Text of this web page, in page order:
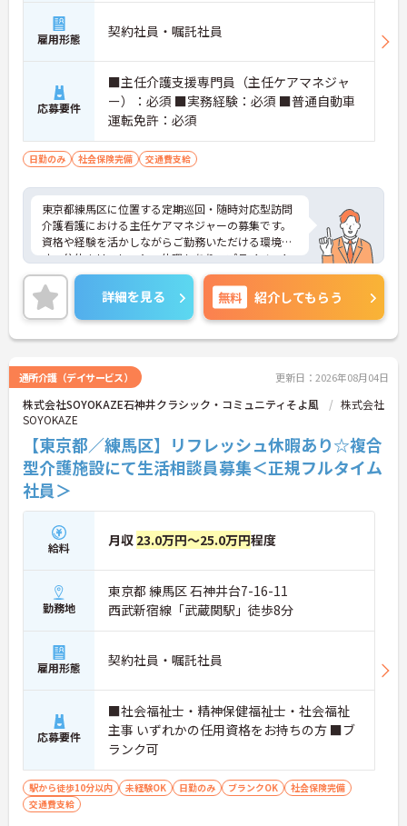
雇用形態 契約社員・嘱託社員
応募要件
■主任介護支援専門員（主任ケアマネジャ
ー）：必須 ■実務経験：必須 ■普通自動車
運転免許：必須
日勤のみ 社会保険完備 交通費支給
東京都練馬区に位置する定期巡回・随時対応型訪問
介護看護における主任ケアマネジャーの募集です。
資格や経験を活かしながらご勤務いただける環境で
す。公休＋リフレッシュ休暇もあり、プライベート
を大切にしながらご勤務いただけます。
ご興味のある方には、面接対策ポイントなど、さら
に詳細をご案内しますのでお気軽にご相談くださ
い！
詳細を見る 無料 紹介してもらう
通所介護（デイサービス） 更新日：2026年08月04日
株式会社SOYOKAZE石神井クラシック・コミュニティそよ風
株式会社
SOYOKAZE
【東京都／練馬区】リフレッシュ休暇あり☆複合
型介護施設にて生活相談員募集＜正規フルタイム
社員＞
給料 月収 23.0万円～25.0万円程度
勤務地
東京都 練馬区 石神井台7-16-11
西武新宿線「武蔵関駅」徒歩8分
雇用形態 契約社員・嘱託社員
応募要件
■社会福祉士・精神保健福祉士・社会福祉
主事 いずれかの任用資格をお持ちの方 ■ブ
ランク可
駅から徒歩10分以内 未経験OK 日勤のみ ブランクOK
社会保険完備
交通費支給